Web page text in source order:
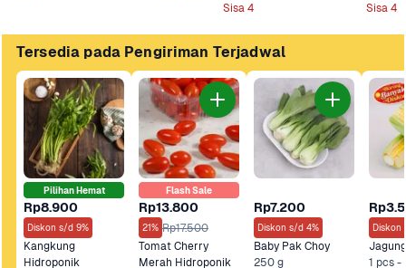
Sisa 4
Sisa 4
Tersedia pada Pengiriman Terjadwal
Pilihan Hemat
Rp8.900
Diskon s/d 9%
Kangkung
Hidroponik
Flash Sale
Rp13.800
21% Rp17.500
Tomat Cherry
Merah Hidroponik
Rp7.200
Diskon s/d 4%
Baby Pak Choy
250 g
Diskon